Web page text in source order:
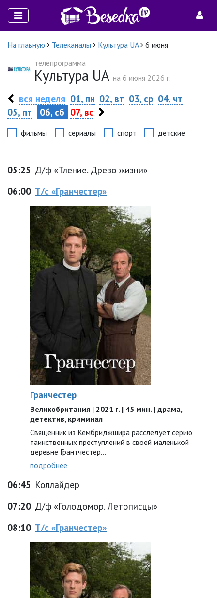
На главную Телеканалы Культура UA
6 июня
телепрограмма
Культура UA на 6 июня 2026 г.
вся неделя 01, пн 02, вт 03, ср 04, чт
05, пт
06, сб 07, вс
фильмы сериалы спорт детские
05:25 Д/ф «Тление. Древо жизни»
06:00 Т/с «Гранчестер»
Гранчестер
Великобритания | 2021 г. | 45 мин. | драма,
детектив, криминал
Священник из Кембриджшира расследует серию
таинственных преступлений в своей маленькой
деревне Грантчестер…
подробнее
06:45 Коллайдер
07:20 Д/ф «Голодомор. Летописцы»
08:10 Т/с «Гранчестер»